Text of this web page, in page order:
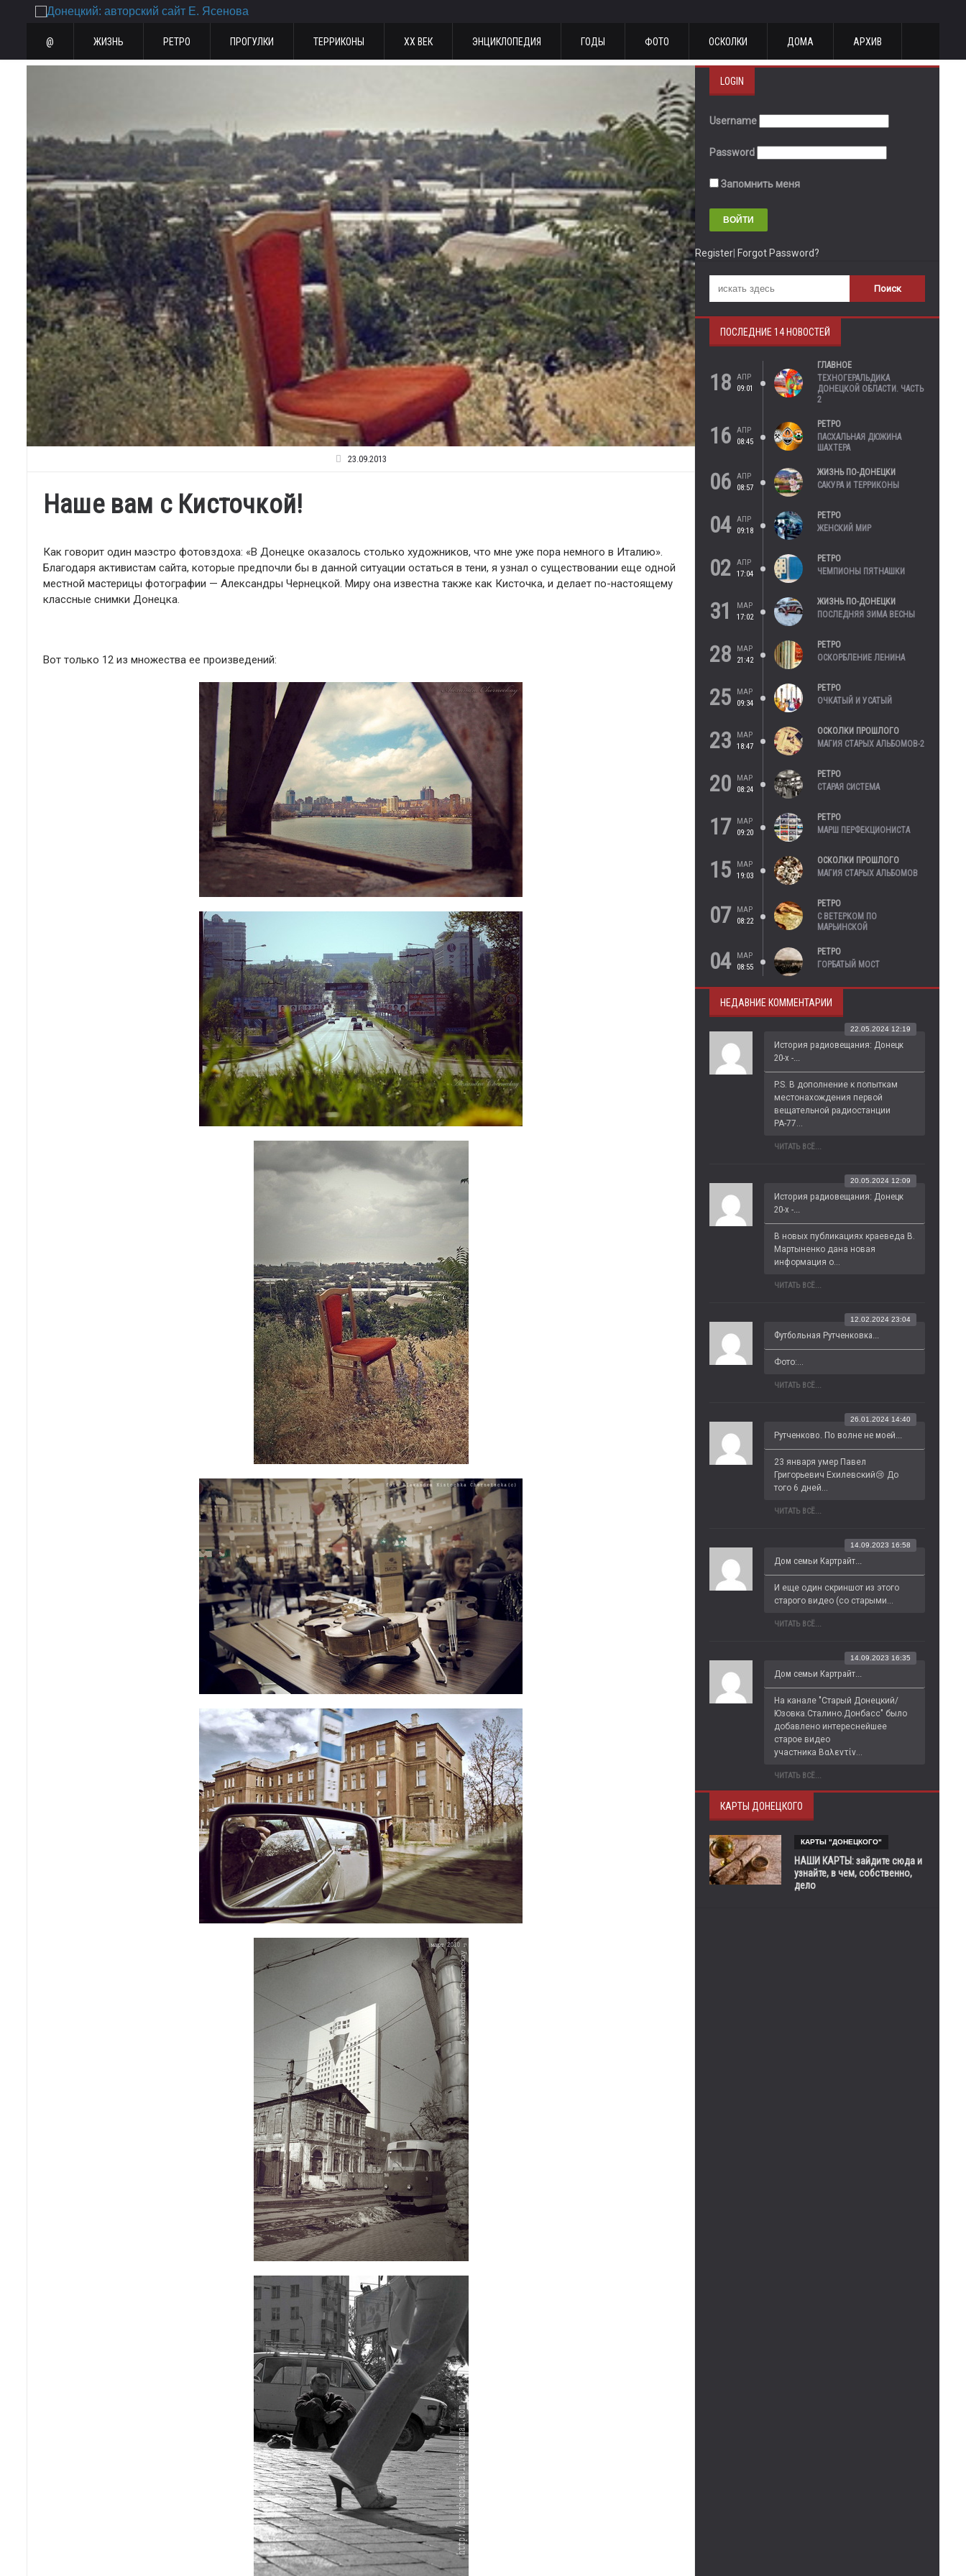
@ ЖИЗНЬ РЕТРО ПРОГУЛКИ ТЕРРИКОНЫ ХХ ВЕК ЭНЦИКЛОПЕДИЯ ГОДЫ ФОТО ОСКОЛКИ ДОМА АРХИВ
23.09.2013
Наше вам с Кисточкой!
Как говорит один маэстро фотовздоха: «В Донецке оказалось столько художников, что мне уже пора немного в Италию».
Благодаря активистам сайта, которые предпочли бы в данной ситуации остаться в тени, я узнал о существовании еще одной
местной мастерицы фотографии — Александры Чернецкой. Миру она известна также как Кисточка, и делает по-настоящему
классные снимки Донецка.
Вот только 12 из множества ее произведений:
LOGIN
Username
Password
Запомнить меня
Register Forgot Password?
ПОСЛЕДНИЕ 14 НОВОСТЕЙ
18
АПР
09:01
ГЛАВНОЕ
ТЕХНОГЕРАЛЬДИКА
ДОНЕЦКОЙ ОБЛАСТИ. ЧАСТЬ
2
16
АПР
08:45
РЕТРО
ПАСХАЛЬНАЯ ДЮЖИНА
ШАХТЕРА
06
АПР
08:57
ЖИЗНЬ ПО-ДОНЕЦКИ
САКУРА И ТЕРРИКОНЫ
04
АПР
09:18
РЕТРО
ЖЕНСКИЙ МИР
02
АПР
17:04
РЕТРО
ЧЕМПИОНЫ ПЯТНАШКИ
31
МАР
17:02
ЖИЗНЬ ПО-ДОНЕЦКИ
ПОСЛЕДНЯЯ ЗИМА ВЕСНЫ
28
МАР
21:42
РЕТРО
ОСКОРБЛЕНИЕ ЛЕНИНА
25
МАР
09:34
РЕТРО
ОЧКАТЫЙ И УСАТЫЙ
23
МАР
18:47
ОСКОЛКИ ПРОШЛОГО
МАГИЯ СТАРЫХ АЛЬБОМОВ-2
20
МАР
08:24
РЕТРО
СТАРАЯ СИСТЕМА
17
МАР
09:20
РЕТРО
МАРШ ПЕРФЕКЦИОНИСТА
15
МАР
19:03
ОСКОЛКИ ПРОШЛОГО
МАГИЯ СТАРЫХ АЛЬБОМОВ
07
МАР
08:22
РЕТРО
С ВЕТЕРКОМ ПО
МАРЬИНСКОЙ
04
МАР
08:55
РЕТРО
ГОРБАТЫЙ МОСТ
НЕДАВНИЕ КОММЕНТАРИИ
История радиовещания: Донецк
20-х -...
22.05.2024 12:19
P.S. В дополнение к попыткам
местонахождения первой
вещательной радиостанции
РА-77...
ЧИТАТЬ ВСЁ...
История радиовещания: Донецк
20-х -...
20.05.2024 12:09
В новых публикациях краеведа В.
Мартыненко дана новая
информация о...
ЧИТАТЬ ВСЁ...
Футбольная Рутченковка...
12.02.2024 23:04
Фото:...
ЧИТАТЬ ВСЁ...
Рутченково. По волне не моей...
26.01.2024 14:40
23 января умер Павел
Григорьевич Ехилевский😢 До
того 6 дней...
ЧИТАТЬ ВСЁ...
Дом семьи Картрайт...
14.09.2023 16:58
И еще один скриншот из этого
старого видео (со старыми...
ЧИТАТЬ ВСЁ...
Дом семьи Картрайт...
14.09.2023 16:35
На канале "Старый Донецкий/
Юзовка.Сталино.Донбасс" было
добавлено интереснейшее
старое видео
участника Βαλεντίν...
ЧИТАТЬ ВСЁ...
КАРТЫ ДОНЕЦКОГО
КАРТЫ "ДОНЕЦКОГО"
НАШИ КАРТЫ: зайдите сюда и
узнайте, в чем, собственно,
дело